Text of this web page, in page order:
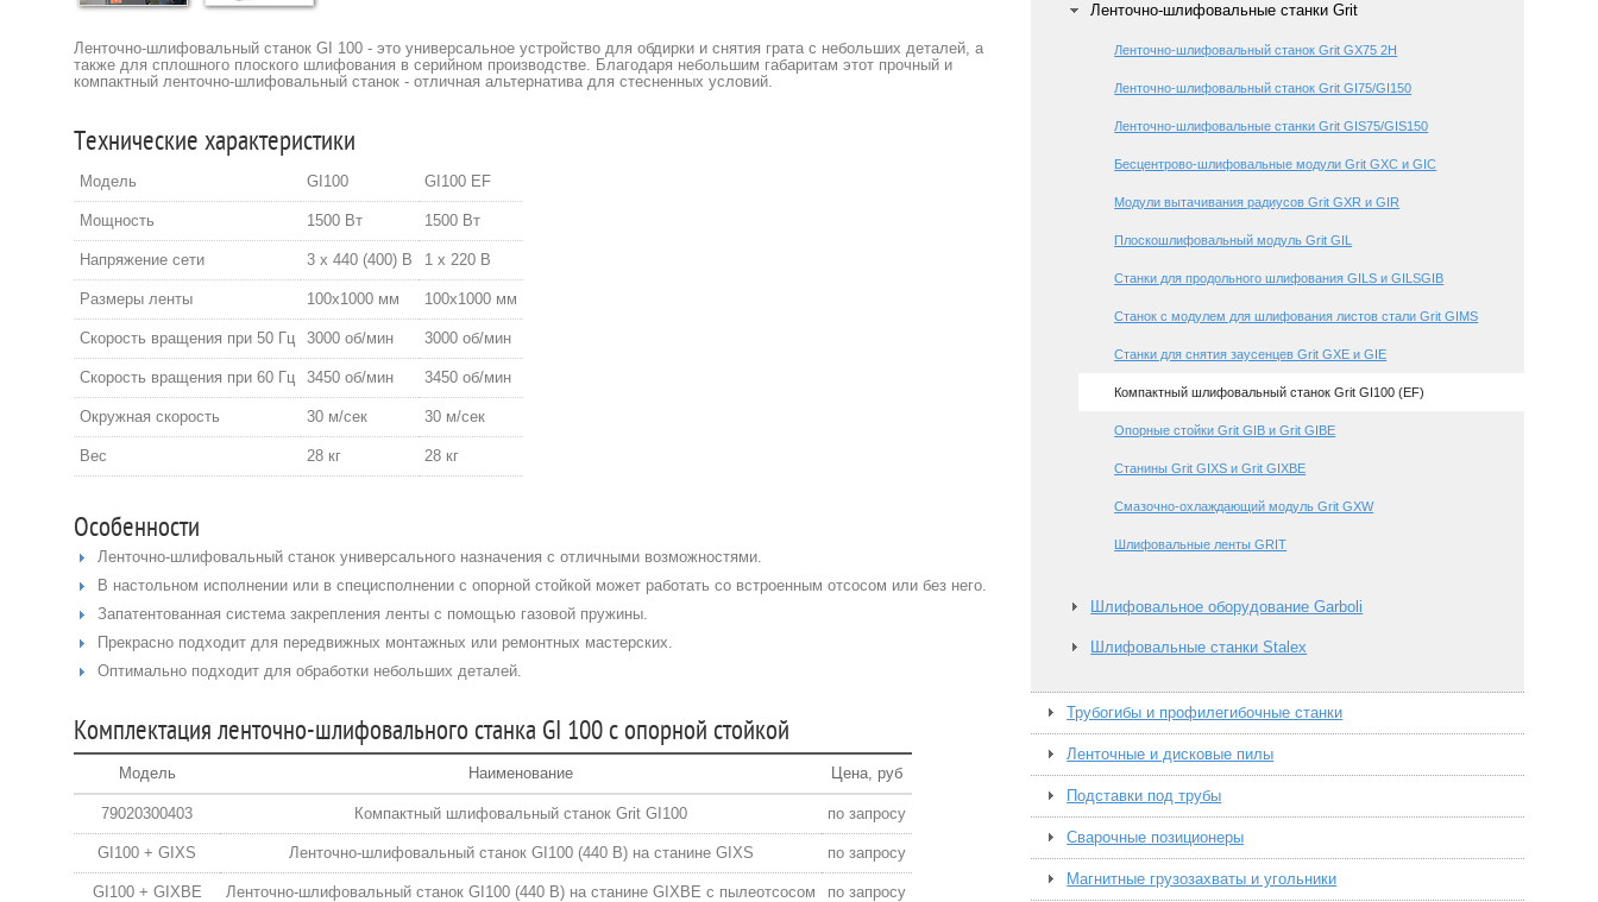
Ленточно-шлифовальный станок GI 100 - это универсальное устройство для обдирки и снятия грата с небольших деталей, а
также для сплошного плоского шлифования в серийном производстве. Благодаря небольшим габаритам этот прочный и
компактный ленточно-шлифовальный станок - отличная альтернатива для стесненных условий.
Технические характеристики
Модель GI100 GI100 EF
Мощность 1500 Вт 1500 Вт
Напряжение сети 3 х 440 (400) В 1 х 220 В
Размеры ленты 100х1000 мм 100х1000 мм
Скорость вращения при 50 Гц 3000 об/мин 3000 об/мин
Скорость вращения при 60 Гц 3450 об/мин 3450 об/мин
Окружная скорость 30 м/сек 30 м/сек
Вес 28 кг 28 кг
Особенности
Ленточно-шлифовальный станок универсального назначения с отличными возможностями.
В настольном исполнении или в специсполнении с опорной стойкой может работать со встроенным отсосом или без него.
Запатентованная система закрепления ленты с помощью газовой пружины.
Прекрасно подходит для передвижных монтажных или ремонтных мастерских.
Оптимально подходит для обработки небольших деталей.
Комплектация ленточно-шлифовального станка GI 100 с опорной стойкой
Модель Наименование Цена, руб
79020300403 Компактный шлифовальный станок Grit GI100 по запросу
GI100 + GIXS Ленточно-шлифовальный станок GI100 (440 В) на станине GIXS по запросу
GI100 + GIXBE Ленточно-шлифовальный станок GI100 (440 В) на станине GIXBE с пылеотсосом по запросу
Ленточно-шлифовальные станки Grit
Ленточно-шлифовальный станок Grit GX75 2H
Ленточно-шлифовальный станок Grit GI75/GI150
Ленточно-шлифовальные станки Grit GIS75/GIS150
Бесцентрово-шлифовальные модули Grit GXC и GIC
Модули вытачивания радиусов Grit GXR и GIR
Плоскошлифовальный модуль Grit GIL
Станки для продольного шлифования GILS и GILSGIB
Станок с модулем для шлифования листов стали Grit GIMS
Станки для снятия заусенцев Grit GXE и GIE
Компактный шлифовальный станок Grit GI100 (EF)
Опорные стойки Grit GIB и Grit GIBE
Станины Grit GIXS и Grit GIXBE
Смазочно-охлаждающий модуль Grit GXW
Шлифовальные ленты GRIT
Шлифовальное оборудование Garboli
Шлифовальные станки Stalex
Трубогибы и профилегибочные станки
Ленточные и дисковые пилы
Подставки под трубы
Сварочные позиционеры
Магнитные грузозахваты и угольники